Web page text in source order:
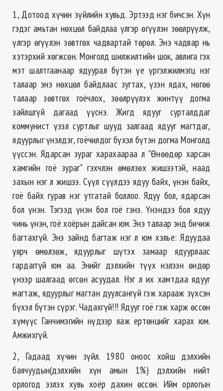
1, Дотоод хүчин зүйлийн хувьд. Эртээд нэг бичсэн. Хүн
гэдэг амьтан нөхцөл байдлаа үлгэр өгүүлэн зөөлрүүлж,
үлгэр өгүүлэн зөвтгөх чадвартай төрөл. Энэ чадвар нь
хэтэрхий хөгжсөн. Монголд шилжилтийн шок, авлига гэх
мэт шалтгаанаар ядуурал бүтэн үе үргэлжилмэгц нэг
талаар энэ нөхцөл байдлаас зугтах, үзэн ядах, нөгөө
талаар зөвтгөх гоёчлох, зөөлрүүлэх жинтүү догма
зайлшгүй дагаад үүснэ. Жигд ядууг сурталддаг
коммунист үзэл суртлыг шууд залгаад ядууг магтдаг,
ядуурлыг үнэлдэг, гоёчилдог бүхэл бүтэн догма Монголд
үүссэн. Ядарсан зураг харахаараа л "Өнөөдөр харсан
хамгийн гоё зураг" гэхчлэн өмөлзөх жишээтэй, наад
захын нэг л жишээ. Сүүл сүүлдээ ядуу байх, үнэн байх,
гоё байх гурав нэг утгатай боллоо. Ядуу бол, ядарсан
бол үнэн. Тэгээд үнэн бол гоё гэнэ. Үнэндээ бол ядуу
чинь үнэн, гоё хоёрын дайсан юм. Энэ талаар энд бичиж
багтахгүй. Энэ зайнд багтаж нэг л юм хэлье: Ядуудаа
уярч өмөлзөж, ядуурлыг шүтэх замаар ядуурлаас
гардаггүй юм аа. Энийг дэлхийн түүх нэлээн өндөр
үнээр шалгаад өгсөн асуудал. Нэг л их хамтдаа ядууг
магтаж, ядуурлыг магтан дуулсангүй гэж харааж зүхсэн
бүхэл бүтэн сүрэг. Чадахгүй!!! Ядууг гоё гэж харж өссөн
хүмүүс Ганчимэгийн нүдээр яаж ертөнцийг харах юм.
Амжихгүй.
2, Гадаад хүчин зүйл. 1980 оноос хойш дэлхийн
баячуудын(дэлхийн хүн амын 1%) дэлхийн нийт
орлогод эзлэх хувь хоёр дахин өссөн. Ийм орлогын